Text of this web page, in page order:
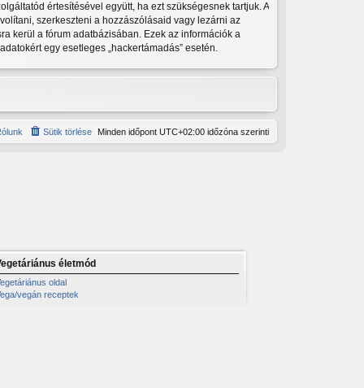
értesítésével együtt, ha ezt szükségesnek tartjuk. A
szerkeszteni a hozzászólásaid vagy lezárni az
kerül a fórum adatbázisában. Ezek az információk a
egy esetleges „hackertámadás” esetén.
Minden időpont UTC+02:00 időzóna szerinti
Sütik törlése
életmód
oldal
vegán receptek